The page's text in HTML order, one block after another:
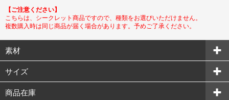
【ご注意ください】
こちらは、シークレット商品ですので、種類をお選びいただけません。
複数購入時は同じ商品が届く場合があります。予めご了承ください。
素材
サイズ
商品在庫